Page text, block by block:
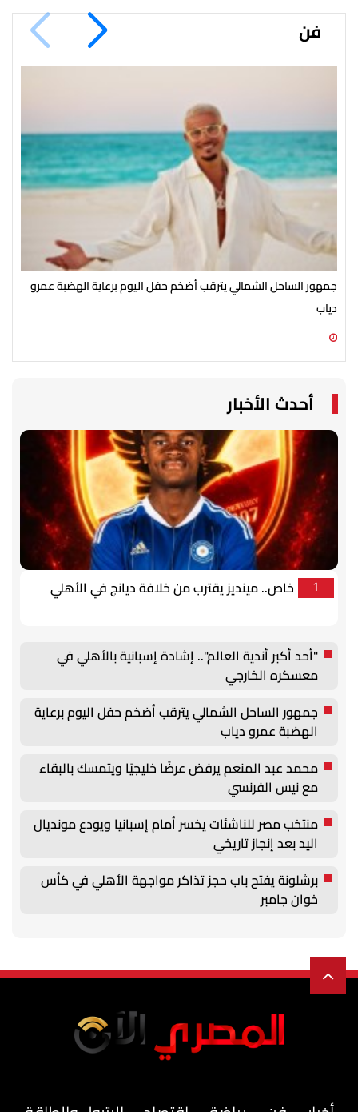
فن
جمهور الساحل الشمالي يترقب أضخم حفل اليوم برعاية الهضبة عمرو
دياب
أحدث الأخبار
1 خاص.. مينديز يقترب من خلافة ديانج في الأهلي
"أحد أكبر أندية العالم".. إشادة إسبانية بالأهلي في
معسكره الخارجي
جمهور الساحل الشمالي يترقب أضخم حفل اليوم برعاية
الهضبة عمرو دياب
محمد عبد المنعم يرفض عرضًا خليجيًا ويتمسك بالبقاء
مع نيس الفرنسي
منتخب مصر للناشئات يخسر أمام إسبانيا ويودع مونديال
اليد بعد إنجاز تاريخي
برشلونة يفتح باب حجز تذاكر مواجهة الأهلي في كأس
خوان جامبر